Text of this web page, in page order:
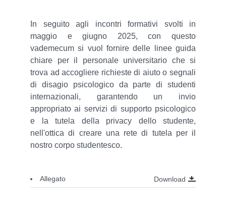
In seguito agli incontri formativi svolti in
maggio e giugno 2025, con questo
vademecum si vuol fornire delle linee guida
chiare per il personale universitario che si
trova ad accogliere richieste di aiuto o segnali
di disagio psicologico da parte di studenti
internazionali, garantendo un invio
appropriato ai servizi di supporto psicologico
e la tutela della privacy dello studente,
nell'ottica di creare una rete di tutela per il
nostro corpo studentesco.
Allegato Download